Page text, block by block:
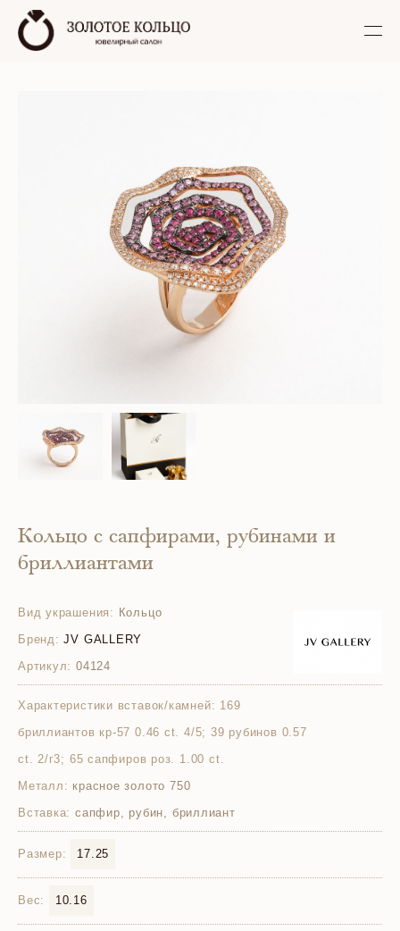
Кольцо с сапфирами, рубинами и
бриллиантами
Вид украшения: Кольцо
Бренд: JV GALLERY
Артикул: 04124
Характеристики вставок/камней: 169
бриллиантов кр-57 0.46 ct. 4/5; 39 рубинов 0.57
ct. 2/г3; 65 сапфиров роз. 1.00 ct.
Металл: красное золото 750
Вставка: сапфир, рубин, бриллиант
Размер: 17.25
Вес: 10.16